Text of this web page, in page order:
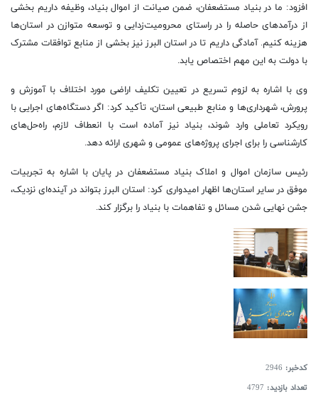
افزود: ما در بنیاد مستضعفان، ضمن صیانت از اموال بنیاد، وظیفه داریم بخشی
از درآمدهای حاصله را در راستای محرومیت‌زدایی و توسعه متوازن در استان‌ها
هزینه کنیم. آمادگی داریم تا در استان البرز نیز بخشی از منابع توافقات مشترک
با دولت به این مهم اختصاص یابد.
وی با اشاره به لزوم تسریع در تعیین تکلیف اراضی مورد اختلاف با آموزش و
پرورش، شهرداری‌ها و منابع طبیعی استان، تأکید کرد: اگر دستگاه‌های اجرایی با
رویکرد تعاملی وارد شوند، بنیاد نیز آماده است با انعطاف لازم، راه‌حل‌های
کارشناسی را برای اجرای پروژه‌های عمومی و شهری ارائه دهد.
رئیس سازمان اموال و املاک بنیاد مستضعفان در پایان با اشاره به تجربیات
موفق در سایر استان‌ها اظهار امیدواری کرد: استان البرز بتواند در آینده‌ای نزدیک،
جشن نهایی شدن مسائل و تفاهمات با بنیاد را برگزار کند.
کدخبر: 2946
تعداد بازدید: 4797